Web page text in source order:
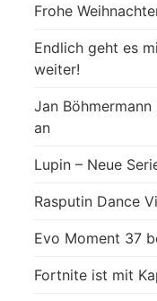
Frohe
Endlich geht es
weiter!
Jan
an
Lupin – Neue
Rasputin Dance
Evo Moment 37
Fortnite ist mit